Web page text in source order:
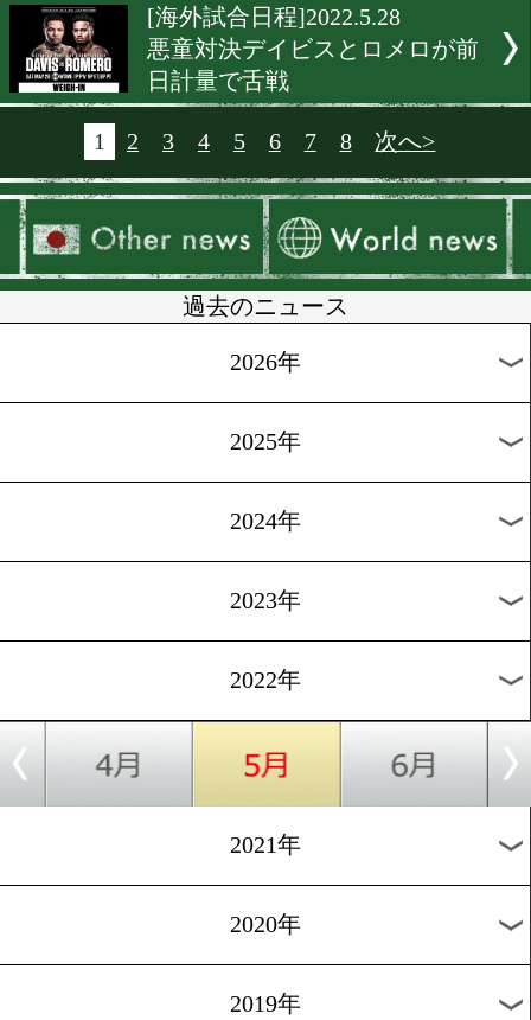
[出発]2022.5.29
尾川堅一に必勝祈願御守り!
[メキシコ情報]2022.5.29
S.ライト級WBC10位が無敗
連勝!
[インタビュー]2022.5.28
永野祐樹「左! 左! 時々右」
[前日計量]2022.5.28
どっちだ!?
[海外試合日程]2022.5.28
悪童対決デイビスとロメロ
日計量で舌戦
1 2 3 4 5 6 7 8 次へ>
過去のニュース